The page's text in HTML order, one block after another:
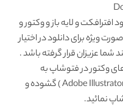
افترافکتو لایه باز و وکتور و
ویژه برای دانلود در اختیار
شما عزیزان قرار گرفته باشد .
وکتور در فتوشاپ به
مشکل برخوردید , آن را در ایلواستریتور (Adobe Illustrator ) گشوده و
نمائید.